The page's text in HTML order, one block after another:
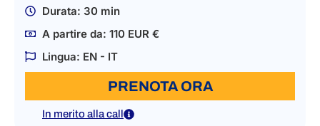
Durata: 30 min
A partire da: 110 EUR €
Lingua: EN - IT
PRENOTA ORA
In merito alla call